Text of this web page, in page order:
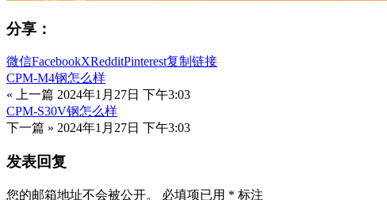
分享：
微信FacebookXRedditPinterest复制链接
CPM-M4钢怎么样
« 上一篇 2024年1月27日 下午3:03
CPM-S30V钢怎么样
下一篇 » 2024年1月27日 下午3:03
发表回复
您的邮箱地址不会被公开。 必填项已用 * 标注